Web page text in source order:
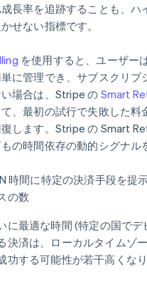
長率を追跡することも、ハ
せない指標です。
を使用すると、ユーザー
に管理でき、サブスクリプ
場合は、Stripe の Smart
、最初の試行で失敗した料
します。Stripe の Smart
の時間依存の動的シグナル
N 時間に特定の決済手段を提
の数
に最適な時間 (特定の国で
決済は、ローカルタイムゾ
功する可能性が若干高くな